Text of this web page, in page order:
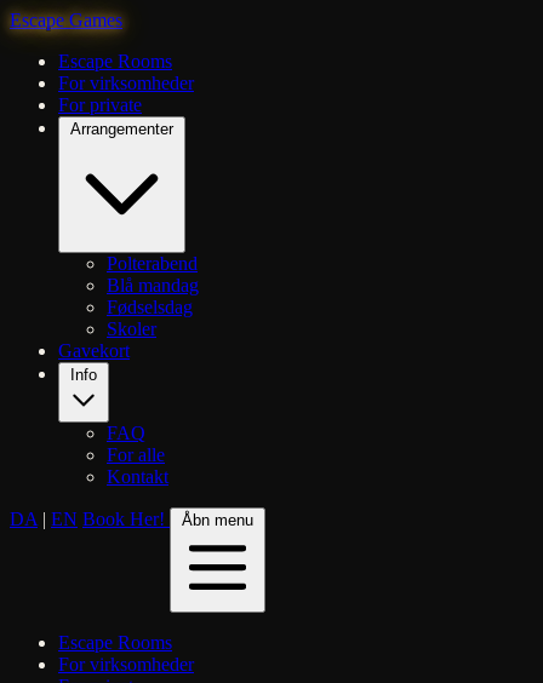
Escape Games
Escape Rooms
For virksomheder
For private
Arrangementer
Polterabend
Blå mandag
Fødselsdag
Skoler
Gavekort
FAQ
For alle
Kontakt
DA | EN Book Her! Åbn menu
Escape Rooms
For virksomheder